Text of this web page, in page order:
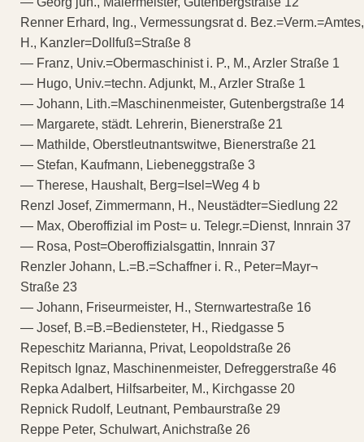
Renner Erhard, Ing., Vermessungsrat d. Bez.=Verm.=Amtes,
H., Kanzler=Dollfuß=Straße 8
— Franz, Univ.=Obermaschinist i. P., M., Arzler Straße 1
— Hugo, Univ.=techn. Adjunkt, M., Arzler Straße 1
— Johann, Lith.=Maschinenmeister, Gutenbergstraße 14
— Margarete, städt. Lehrerin, Bienerstraße 21
— Mathilde, Oberstleutnantswitwe, Bienerstraße 21
— Stefan, Kaufmann, Liebeneggstraße 3
— Therese, Haushalt, Berg=Isel=Weg 4 b
Renzl Josef, Zimmermann, H., Neustädter=Siedlung 22
— Max, Oberoffizial im Post= u. Telegr.=Dienst, Innrain 37
— Rosa, Post=Oberoffizialsgattin, Innrain 37
Renzler Johann, L.=B.=Schaffner i. R., Peter=Mayr¬
Straße 23
— Johann, Friseurmeister, H., Sternwartestraße 16
— Josef, B.=B.=Bediensteter, H., Riedgasse 5
Repeschitz Marianna, Privat, Leopoldstraße 26
Repitsch Ignaz, Maschinenmeister, Defreggerstraße 46
Repka Adalbert, Hilfsarbeiter, M., Kirchgasse 20
Repnick Rudolf, Leutnant, Pembaurstraße 29
Reppe Peter, Schulwart, Anichstraße 26